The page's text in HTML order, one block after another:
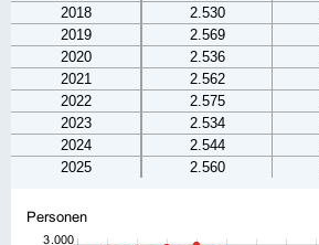
2018
2.530
2019
2.569
2020
2.536
2021
2.562
2022
2.575
2023
2.534
2024
2.544
2025
2.560